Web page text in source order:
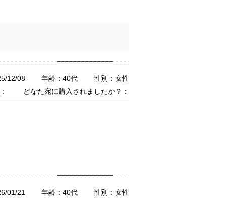
12/08 年齢：40代
性別：女性
どなた宛に購入されましたか？：
01/21 年齢：40代
性別：女性